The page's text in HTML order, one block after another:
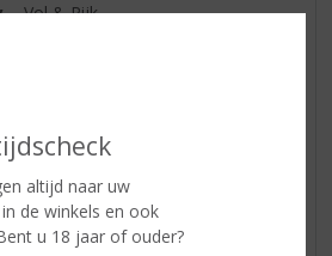
altijd naar uw
de winkels en ook
u 18 jaar of ouder?
Vol & Rijk
geplaatst voor dit product